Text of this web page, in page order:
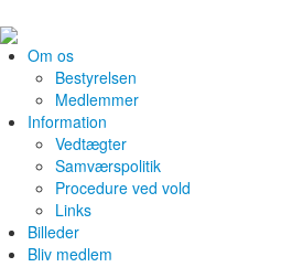
Om os
Bestyrelsen
Medlemmer
Information
Vedtægter
Samværspolitik
Procedure ved vold
Links
Billeder
Bliv medlem